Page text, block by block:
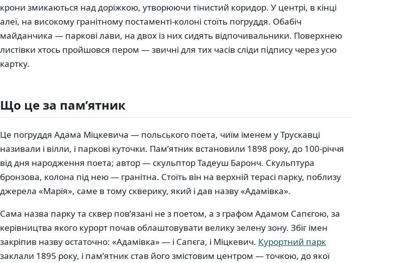
крони змикаються над доріжкою, утворюючи тінистий коридор. У центрі, в кінці
алеї, на високому гранітному постаменті-колоні стоїть погруддя. Обабіч
майданчика — паркові лави, на двох із них сидять відпочивальники. Поверхнею
листівки хтось пройшовся пером — звичні для тих часів сліди підпису через усю
картку.
Що це за пам’ятник
Це погруддя Адама Міцкевича — польського поета, чиїм іменем у Трускавці
називали і вілли, і паркові куточки. Пам’ятник встановили 1898 року, до 100-річчя
від дня народження поета; автор — скульптор Тадеуш Баронч. Скульптура
бронзова, колона під нею — гранітна. Стоїть він на верхній терасі парку, поблизу
джерела «Марія», саме в тому скверику, який і дав назву «Адамівка».
Сама назва парку та сквер пов’язані не з поетом, а з графом Адамом Сапєгою, за
керівництва якого курорт почав облаштовувати велику зелену зону. Збіг імен
закріпив назву остаточно: «Адамівка» — і Сапєга, і Міцкевич. Курортний парк
заклали 1895 року, і пам’ятник став його змістовим центром — точкою, до якої